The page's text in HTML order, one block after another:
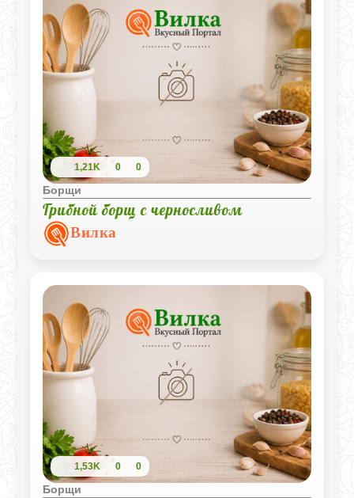
овощей делает обед полезным.
1,21K 0 0
Борщи
Грибной борщ с черносливом
Вилка
1,53K 0 0
Борщи